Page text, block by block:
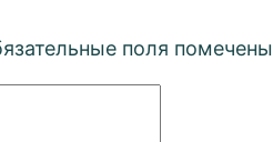
поля помечены